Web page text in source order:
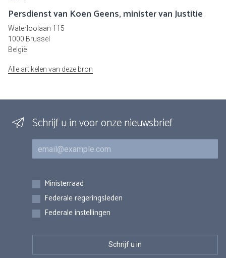
Persdienst van Koen Geens, minister van Justitie
Waterloolaan 115
1000 Brussel
België
Alle artikelen van deze bron
Schrijf u in voor onze nieuwsbrief
E-mail
Inschrijvingen
Ministerraad
Federale regeringsleden
Federale instellingen